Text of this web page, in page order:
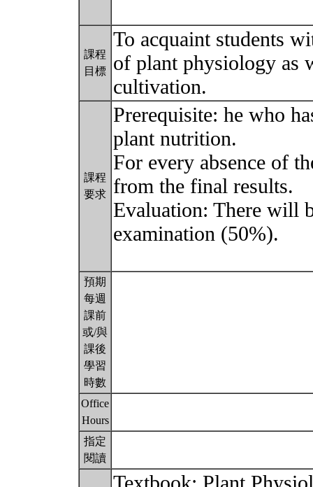
課程
目標
To acquaint students
of plant physiology as
cultivation.
課程
要求
Prerequisite: he who
plant nutrition.
For every absence of
from the final results.
Evaluation: There will
examination (50%).
預期
每週
課前
或/與
課後
學習
時數
Office
Hours
指定
閱讀